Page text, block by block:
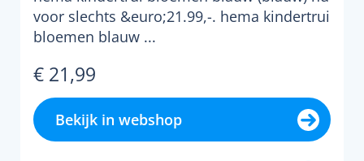
voor slechts &euro;21.99,-. hema kindertrui
bloemen blauw ...
€ 21,99
Bekijk in webshop